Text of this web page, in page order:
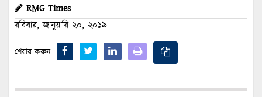
RMG Times
রবিবার, জানুয়ারি ২০, ২০১৯
শেয়ার করুন